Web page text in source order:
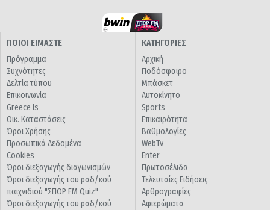
ΠΟΙΟΙ ΕΙΜΑΣΤΕ
Πρόγραμμα
Συχνότητες
Δελτία τύπου
Επικοινωνία
Greece Is
Οικ. Καταστάσεις
Όροι Χρήσης
Προσωπικά Δεδομένα
Cookies
Όροι διεξαγωγής διαγωνισμών
Όροι διεξαγωγής του ραδ/κού
παιχνιδιού "ΣΠΟΡ FM Quiz"
Όροι διεξαγωγής του ραδ/κού
ΚΑΤΗΓΟΡΙΕΣ
Αρχική
Ποδόσφαιρο
Μπάσκετ
Αυτοκίνητο
Sports
Επικαιρότητα
Βαθμολογίες
WebTv
Enter
Πρωτοσέλιδα
Τελευταίες Ειδήσεις
Αρθρογραφίες
Αφιερώματα